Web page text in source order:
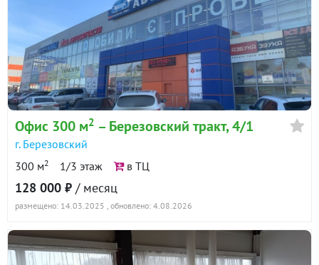
Офис 300 м2 – Березовский тракт, 4/1
г. Березовский
300 м2 1/3 этаж в ТЦ
128 000 ₽ / месяц
размещено: 14.03.2025 , обновлено: 4.08.2026